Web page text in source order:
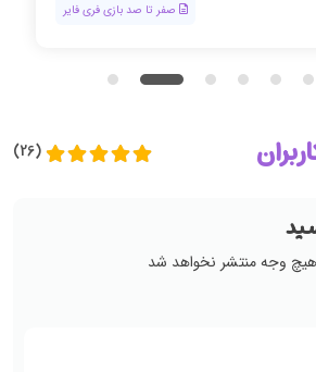
صفر تا صد بازی فری فایر
(26)
وجه منتشر نخواهد شد